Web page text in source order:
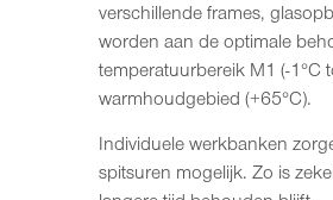
verschillende frames,
worden aan de optimale
temperatuurbereik M1 (-1°C
warmhoudgebied (+65°C).
Individuele werkbanken
spitsuren mogelijk. Zo is